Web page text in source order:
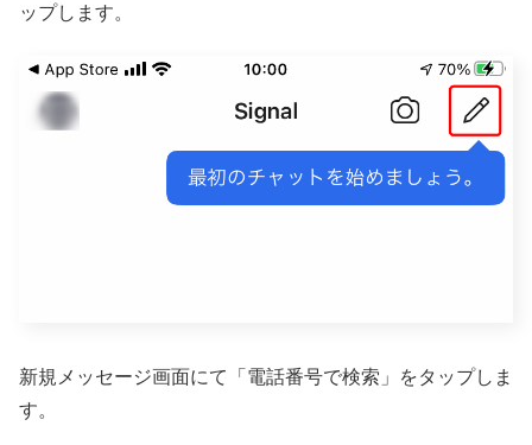
ップします。
新規メッセージ画面にて「電話番号で検索」をタップしま
す。